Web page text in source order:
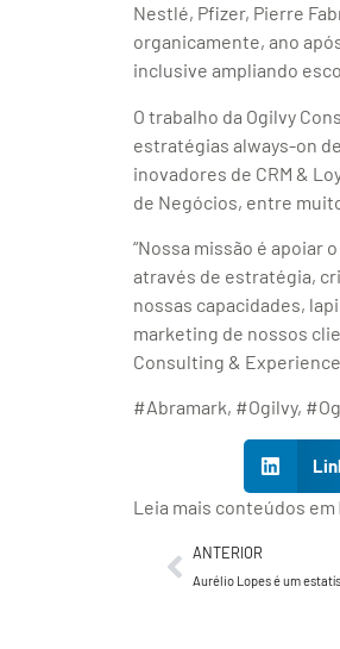
Nestlé, Pfizer, Pierre
organicamente, ano
inclusive ampliando
O trabalho da Ogilvy
estratégias always-on
inovadores de CRM &
de Negócios, entre
“Nossa missão é apoiar
através de estratégia,
nossas capacidades,
marketing de nossos
Consulting &
#Abramark, #Ogilvy,
Leia mais conteúdos em
ANTERIOR